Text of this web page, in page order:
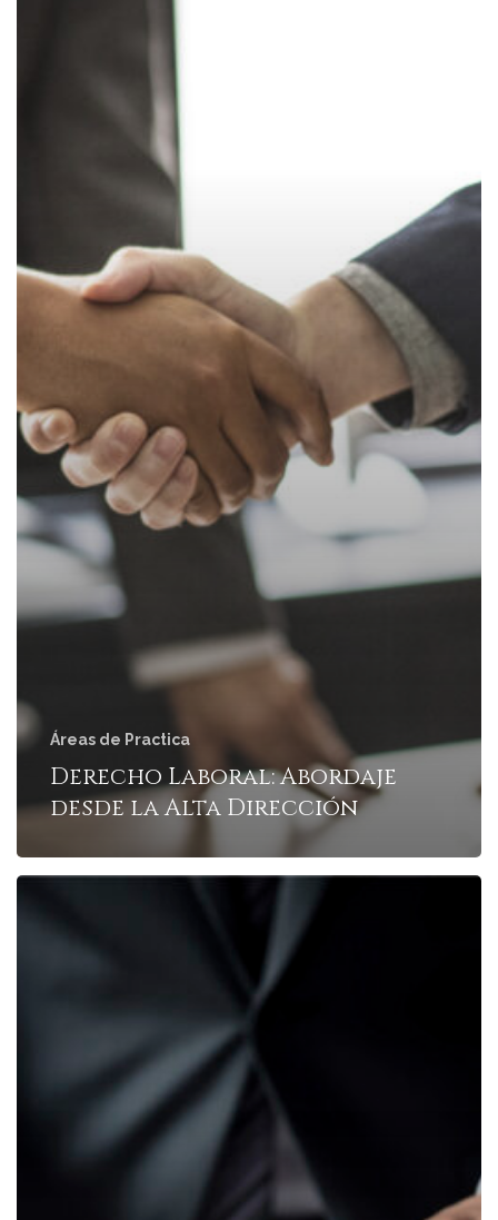
Áreas de Practica
Derecho Laboral: Abordaje
desde la Alta Dirección